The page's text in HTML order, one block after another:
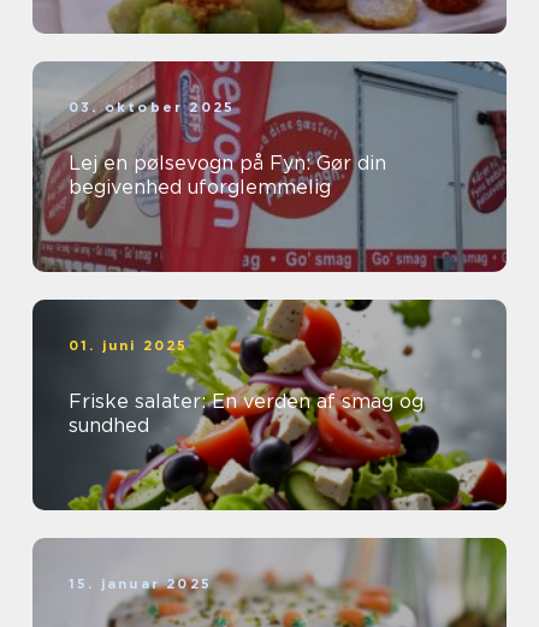
03. oktober 2025
Lej en pølsevogn på Fyn: Gør din
begivenhed uforglemmelig
01. juni 2025
Friske salater: En verden af smag og
sundhed
15. januar 2025